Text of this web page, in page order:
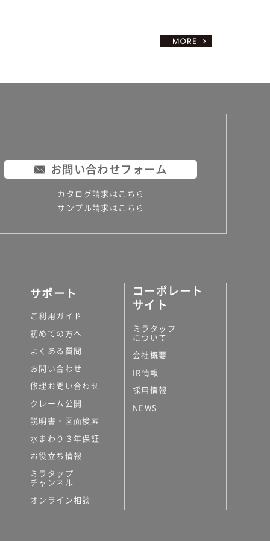
お問い合わせフォーム
カタログ請求はこちら
サンプル請求はこちら
サポート
ご利用ガイド
初めての方へ
よくある質問
お問い合わせ
修理お問い合わせ
クレーム公開
説明書・図面検索
水まわり３年保証
お役立ち情報
ミラタップ
チャンネル
オンライン相談
コーポレート
サイト
ミラタップ
について
会社概要
IR情報
採用情報
NEWS